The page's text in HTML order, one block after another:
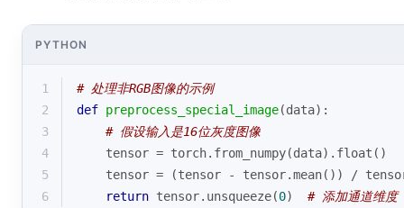
PYTHON
1
# 处理非RGB图像的示例
2
def preprocess_special_image(data):
3
# 假设输入是16位灰度图像
4
    tensor = torch.from_numpy(data).
float ()
5
tensor = (tensor - tensor.mean()) /
6
return tensor.unsqueeze(0) # 添加通道维度